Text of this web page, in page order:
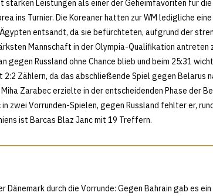
starken Leistungen als einer der Geheimfavoriten für
ins Turnier. Die Koreaner hatten zur WM ledigliche
entsandt, da sie befürchteten, aufgrund der
Mannschaft in der Olympia-Qualifikation antreten
gegen Russland ohne Chance blieb und beim 25:31
Zählern, da das abschließende Spiel gegen Belarus
Zarabec erzielte in der entscheidenden Phase der
zwei Vorrunden-Spielen, gegen Russland fehlter er,
ist Barcas Blaz Janc mit 19 Treffern.
durch die Vorrunde: Gegen Bahrain gab es